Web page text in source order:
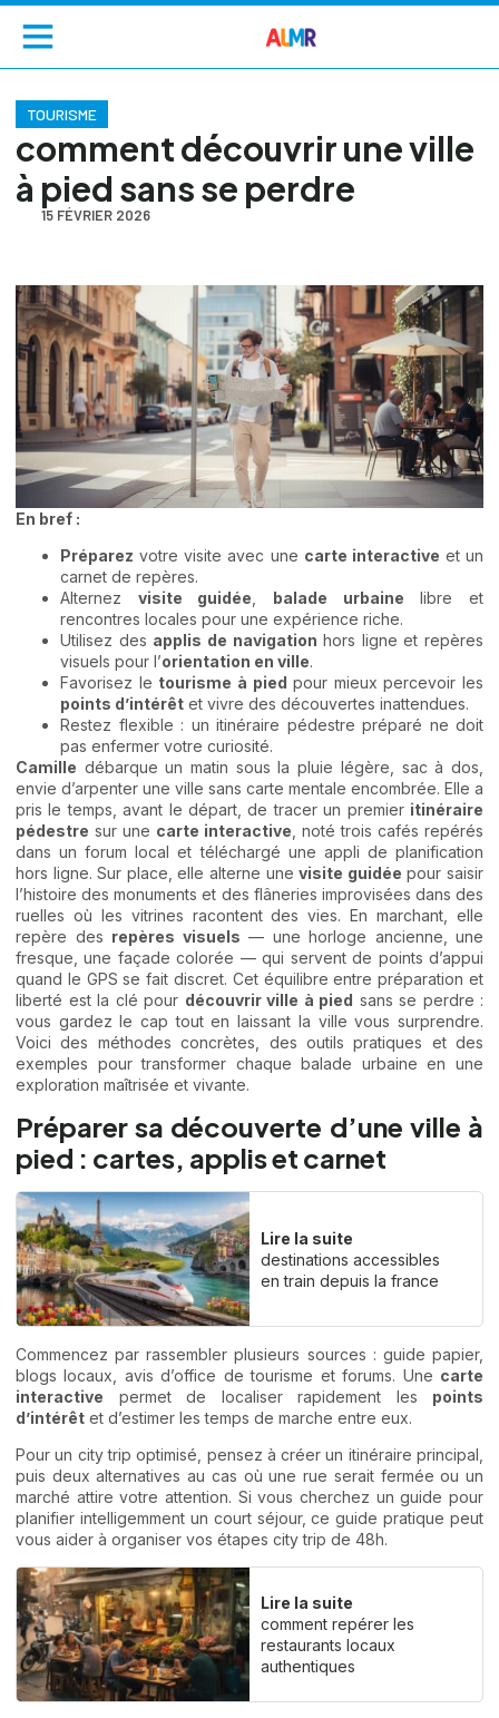
TOURISME
comment découvrir une ville
à pied sans se perdre
15 FÉVRIER 2026
En bref :
Préparez votre visite avec une carte interactive et un
carnet de repères.
Alternez visite guidée balade urbaine libre et
rencontres locales pour une expérience riche.
Utilisez des applis de navigation hors ligne et repères
visuels pour l’orientation en ville.
Favorisez le tourisme à pied pour mieux percevoir les
points d’intérêt et vivre des découvertes inattendues.
Restez flexible : un itinéraire pédestre préparé ne doit
pas enfermer votre curiosité.
Camille débarque un matin sous la pluie légère, sac à dos,
envie d’arpenter une ville sans carte mentale encombrée. Elle a
pris le temps, avant le départ, de tracer un premier itinéraire
pédestre sur une carte interactive , noté trois cafés repérés
dans un forum local et téléchargé une appli de planification
hors ligne. Sur place, elle alterne unevisite guidée pour saisir
l’histoire des monuments et des flâneries improvisées dans des
ruelles où les vitrines racontent des vies. En marchant, elle
repère des repères visuels — une horloge ancienne, une
fresque, une façade colorée — qui servent de points d’appui
quand le GPS se fait discret. Cet équilibre entre préparation et
liberté est la clé pour découvrir ville à pied sans se perdre :
vous gardez le cap tout en laissant la ville vous surprendre.
Voici des méthodes concrètes, des outils pratiques et des
exemples pour transformer chaque balade urbaine en une
exploration maîtrisée et vivante.
Préparer sa découverte d’une ville à
pied : cartes, applis et carnet
Lire la suite
destinations accessibles
en train depuis la france
Commencez par rassembler plusieurs sources : guide papier,
blogs locaux, avis d’office de tourisme et forums. Une carte
interactive permet de localiser rapidement les points
d’intérêt et d’estimer les temps de marche entre eux.
Pour un city trip optimisé, pensez à créer un itinéraire principal,
puis deux alternatives au cas où une rue serait fermée ou un
marché attire votre attention. Si vous cherchez un guide pour
planifier intelligemment un court séjour, ce guide pratique peut
vous aider à organiser vos étapes city trip de 48h.
Lire la suite
comment repérer les
restaurants locaux
authentiques